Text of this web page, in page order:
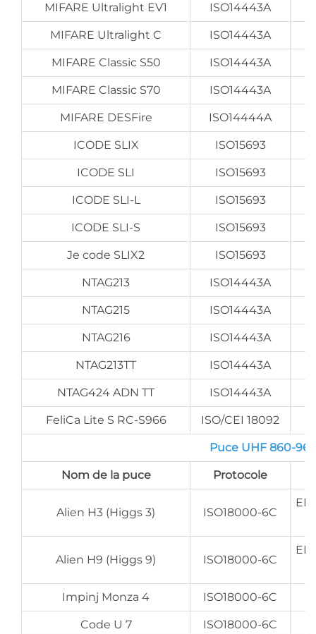
MIFARE Ultralight EV1 ISO14443A
MIFARE Ultralight C ISO14443A
MIFARE Classic S50 ISO14443A
MIFARE Classic S70 ISO14443A
MIFARE DESFire ISO14444A
ICODE SLIX ISO15693
ICODE SLI ISO15693
ICODE SLI-L ISO15693
ICODE SLI-S ISO15693
Je code SLIX2 ISO15693
NTAG213 ISO14443A
NTAG215 ISO14443A
NTAG216 ISO14443A
NTAG213TT ISO14443A
NTAG424 ADN TT ISO14443A
FeliCa Lite S RC-S966 ISO/CEI 18092
Puce UHF 860-
Nom de la puce Protocole
Alien H3 (Higgs 3) ISO18000-6C
Alien H9 (Higgs 9) ISO18000-6C
Impinj Monza 4 ISO18000-6C
Code U 7 ISO18000-6C